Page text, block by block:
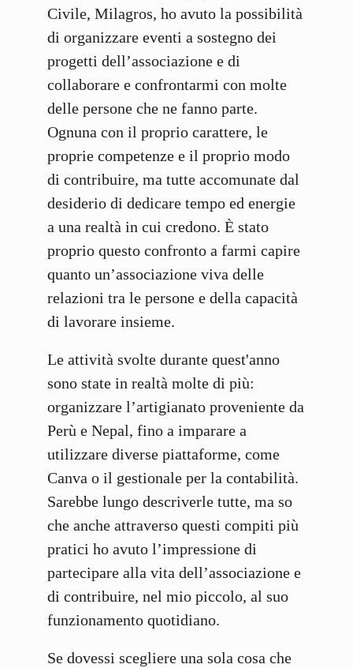
Civile, Milagros, ho avuto la possibilità
di organizzare eventi a sostegno dei
progetti dell’associazione e di
collaborare e confrontarmi con molte
delle persone che ne fanno parte.
Ognuna con il proprio carattere, le
proprie competenze e il proprio modo
di contribuire, ma tutte accomunate dal
desiderio di dedicare tempo ed energie
a una realtà in cui credono. È stato
proprio questo confronto a farmi capire
quanto un’associazione viva delle
relazioni tra le persone e della capacità
di lavorare insieme.
Le attività svolte durante quest'anno
sono state in realtà molte di più:
organizzare l’artigianato proveniente da
Perù e Nepal, fino a imparare a
utilizzare diverse piattaforme, come
Canva o il gestionale per la contabilità.
Sarebbe lungo descriverle tutte, ma so
che anche attraverso questi compiti più
pratici ho avuto l’impressione di
partecipare alla vita dell’associazione e
di contribuire, nel mio piccolo, al suo
funzionamento quotidiano.
Se dovessi scegliere una sola cosa che